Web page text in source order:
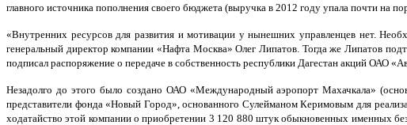
главного источника пополнения своего бюджета (выручка в 2012 году упала почти на
«Внутренних ресурсов для развития и мотивации у нынешних управленцев нет.
генеральный директор компании «Нафта Москва» Олег Липатов. Тогда же Липатов
подписал распоряжение о передаче в собственность республики Дагестан акций ОАО
Незадолго до этого было создано ОАО «Международный аэропорт Махачкала»
представители фонда «Новый Город», основанного Сулейманом Керимовым для
ходатайство этой компании о приобретении 3 120 880 штук обыкновенных именных